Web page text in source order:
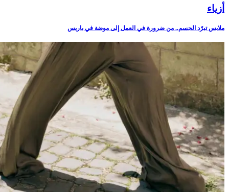
أزياء
ملابس تبرّد الجسم.. من ضرورة في العمل إلى موضة في باريس